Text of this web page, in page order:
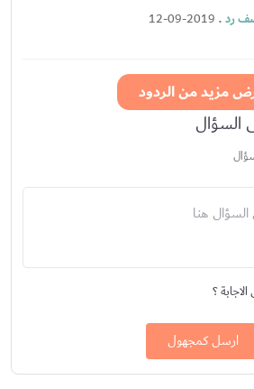
رد.
12-09-2019
مزيد من الردود
السؤال
هنا
؟
ارسل كمجهول